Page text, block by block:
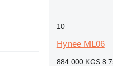
10
Hynee ML06
884 000 KGS 8